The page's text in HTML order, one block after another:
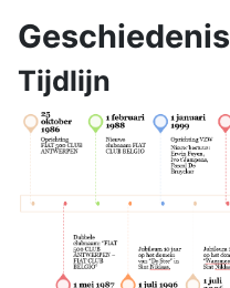
Geschiedenis
Tijdlijn